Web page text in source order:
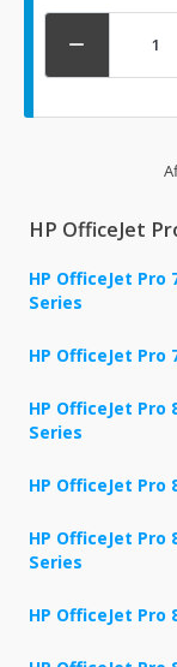

HP OfficeJet
HP OfficeJet Pro
Series
HP OfficeJet Pro
HP OfficeJet Pro
Series
HP OfficeJet Pro
HP OfficeJet Pro
Series
HP OfficeJet Pro